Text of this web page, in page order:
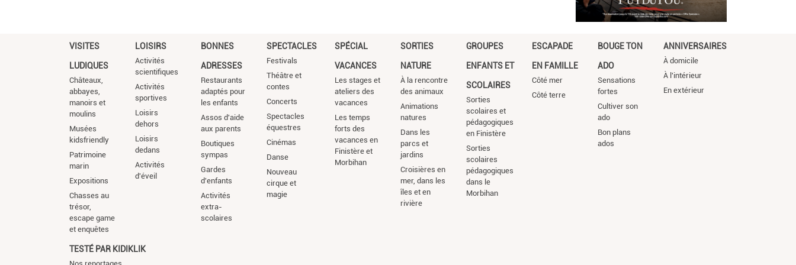
VISITES
LUDIQUES
Châteaux,
abbayes,
manoirs et
moulins
Musées
kidsfriendly
Patrimoine
marin
Expositions
Chasses au
trésor,
escape game
et enquêtes
LOISIRS
Activités
scientifiques
Activités
sportives
Loisirs
dehors
Loisirs
dedans
Activités
d'éveil
BONNES
ADRESSES
Restaurants
adaptés pour
les enfants
Assos d'aide
aux parents
Boutiques
sympas
Gardes
d'enfants
Activités
extra-
scolaires
SPECTACLES
Festivals
Théâtre et
contes
Concerts
Spectacles
équestres
Cinémas
Danse
Nouveau
cirque et
magie
SPÉCIAL
VACANCES
Les stages et
ateliers des
vacances
Les temps
forts des
vacances en
Finistère et
Morbihan
SORTIES
NATURE
À la rencontre
des animaux
Animations
natures
Dans les
parcs et
jardins
Croisières en
mer, dans les
îles et en
rivière
GROUPES
ENFANTS ET
SCOLAIRES
Sorties
scolaires et
pédagogiques
en Finistère
Sorties
scolaires
pédagogiques
dans le
Morbihan
ESCAPADE
EN FAMILLE
Côté mer
Côté terre
BOUGE TON
ADO
Sensations
fortes
Cultiver son
ado
Bon plans
ados
ANNIVERSAIRES
À domicile
À l'intérieur
En extérieur
TESTÉ PAR KIDIKLIK